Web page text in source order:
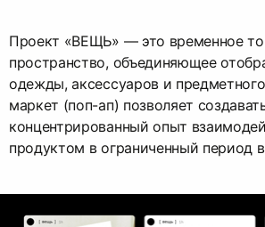
Проект «ВЕЩЬ» — это временное
пространство, объединяющее
одежды, аксессуаров и
маркет (поп-ап) позволяет
концентрированный опыт
продуктом в ограниченный период